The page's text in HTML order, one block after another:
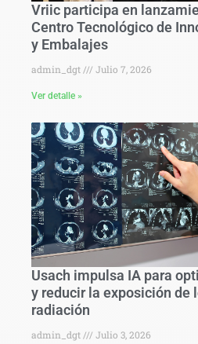
Vriic participa en
Centro Tecnológico de
y Embalajes
admin_dgt Julio 7, 2026
Ver detalle »
Usach impulsa IA para
y reducir la exposición de
radiación
admin_dgt Julio 3, 2026